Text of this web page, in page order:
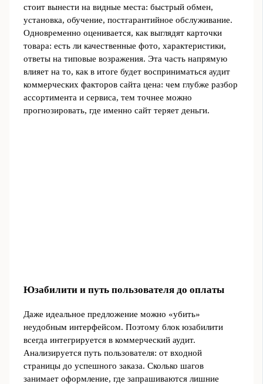
стоит вынести на видные места: быстрый обмен,
установка, обучение, постгарантийное обслуживание.
Одновременно оценивается, как выглядят карточки
товара: есть ли качественные фото, характеристики,
ответы на типовые возражения. Эта часть напрямую
влияет на то, как в итоге будет восприниматься аудит
коммерческих факторов сайта цена: чем глубже разбор
ассортимента и сервиса, тем точнее можно
прогнозировать, где именно сайт теряет деньги.
Юзабилити и путь пользователя до оплаты
Даже идеальное предложение можно «убить»
неудобным интерфейсом. Поэтому блок юзабилити
всегда интегрируется в коммерческий аудит.
Анализируется путь пользователя: от входной
страницы до успешного заказа. Сколько шагов
занимает оформление, где запрашиваются лишние